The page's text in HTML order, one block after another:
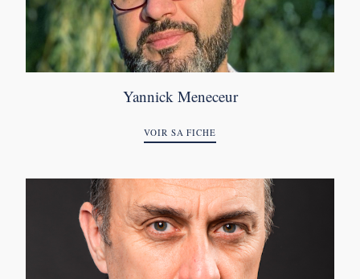
Yannick Meneceur
VOIR SA FICHE